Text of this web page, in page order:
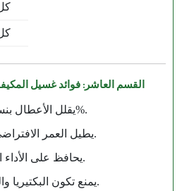
كل 6
كل 4
القسم العاشر: فوائد غسيل
يقلل الأعطال بنسبة 70%.
يطيل العمر الافتراضي للجهاز.
يحافظ على الأداء العالي.
يمنع تكون البكتيريا والفطريات.